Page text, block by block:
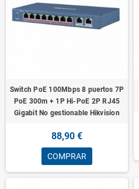
Switch PoE 100Mbps 8 puertos 7P
PoE 300m + 1P Hi-PoE 2P RJ45
Gigabit No gestionable Hikvision
88,90 €
COMPRAR